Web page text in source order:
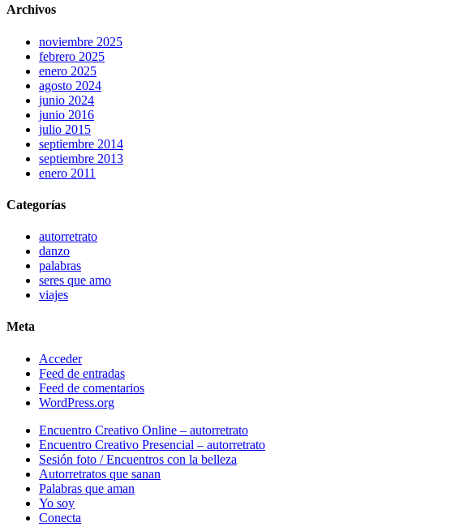
Archivos
noviembre 2025
febrero 2025
enero 2025
agosto 2024
junio 2024
junio 2016
julio 2015
septiembre 2014
septiembre 2013
enero 2011
Categorías
autorretrato
danzo
palabras
seres que amo
viajes
Meta
Acceder
Feed de entradas
Feed de comentarios
WordPress.org
Close
Menu
Encuentro Creativo Online – autorretrato
Encuentro Creativo Presencial – autorretrato
Sesión foto / Encuentros con la belleza
Autorretratos que sanan
Palabras que aman
Yo soy
Conecta